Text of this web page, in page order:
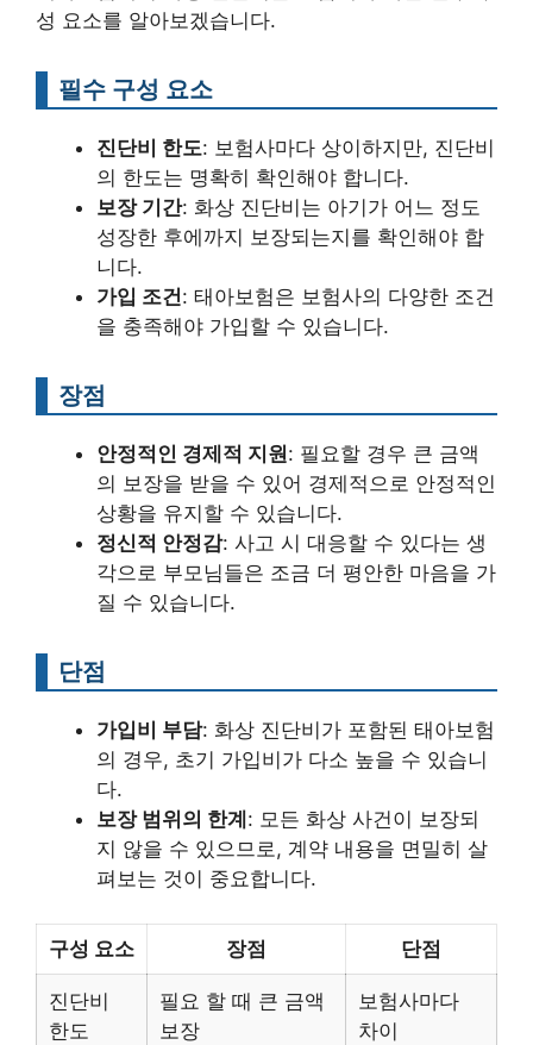
성 요소를 알아보겠습니다.
필수 구성 요소
진단비 한도: 보험사마다 상이하지만, 진단비
의 한도는 명확히 확인해야 합니다.
보장 기간: 화상 진단비는 아기가 어느 정도
성장한 후에까지 보장되는지를 확인해야 합
니다.
가입 조건: 태아보험은 보험사의 다양한 조건
을 충족해야 가입할 수 있습니다.
장점
안정적인 경제적 지원: 필요할 경우 큰 금액
의 보장을 받을 수 있어 경제적으로 안정적인
상황을 유지할 수 있습니다.
정신적 안정감: 사고 시 대응할 수 있다는 생
각으로 부모님들은 조금 더 평안한 마음을 가
질 수 있습니다.
단점
가입비 부담: 화상 진단비가 포함된 태아보험
의 경우, 초기 가입비가 다소 높을 수 있습니
다.
보장 범위의 한계: 모든 화상 사건이 보장되
지 않을 수 있으므로, 계약 내용을 면밀히 살
펴보는 것이 중요합니다.
구성 요소 장점 단점
진단비
한도
필요 할 때 큰 금액
보장
보험사마다
차이